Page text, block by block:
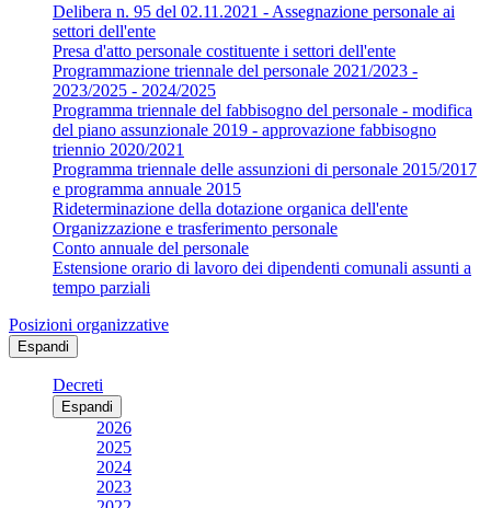
Delibera n. 95 del 02.11.2021 - Assegnazione personale ai
settori dell'ente
Presa d'atto personale costituente i settori dell'ente
Programmazione triennale del personale 2021/2023 -
2023/2025 - 2024/2025
Programma triennale del fabbisogno del personale - modifica
del piano assunzionale 2019 - approvazione fabbisogno
triennio 2020/2021
Programma triennale delle assunzioni di personale 2015/2017
e programma annuale 2015
Rideterminazione della dotazione organica dell'ente
Organizzazione e trasferimento personale
Conto annuale del personale
Estensione orario di lavoro dei dipendenti comunali assunti a
tempo parziali
Posizioni organizzative
Espandi
Decreti
Espandi
2026
2025
2024
2023